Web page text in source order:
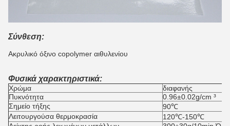
Σύνθεση:
Ακρυλικό όξινο copolymer αιθυλενίου
Φυσικά χαρακτηριστικά:
Χρώμα
διαφανής
Πυκνότητα
0.96±0.02g/cm ³
Σημείο τήξης
90℃
Λειτουργούσα θερμοκρασία
120℃-150℃